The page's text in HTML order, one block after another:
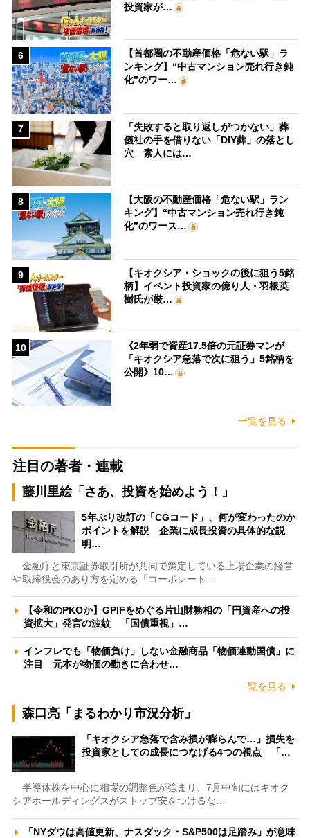
投資家が…
6
【首都圏の不動産価格「危ない駅」ラ
ンキング】“中古マンション売れ行き鈍
化”のワー…
7
「失敗すると取り返しがつかない」葬
儀社の手を借りない「DIY葬」の落とし
穴 素人には…
8
【大阪の不動産価格「危ない駅」ラン
キング】“中古マンション売れ行き鈍
化”のワース…
9
【キオクシア・ショックの後に狙う5銘
柄】イベント投資家の億り人・羽根英
樹氏が厳…
10
《2年弱で資産17.5倍の元証券マンが
「キオクシア急落で次に狙う」5銘柄を
公開》10…
一覧を見る
注目の著者・連載
藤川里絵「さあ、投資を始めよう！」
5年ぶり改訂の「CGコード」、何が変わったのか
ポイントを解説 企業に成長投資の具体的な説
明…
金融庁と東京証券取引所が共同で策定している上場企業の経営
や取締役会のあり方を定める「コーポレート…
【令和のPKOか】GPIFをめぐる片山財務相の「円資産への投
資拡大」発言の波紋 「国債重視」…
インフレでも「物価負け」しない金融商品「物価連動国債」に
注目 元本が物価の動きに合わせ…
一覧を見る
森口亮「まるわかり市況分析」
「キオクシア急落で含み損が膨らんで…」損失を
投資家としての成長につなげる4つの視点 「…
半導体株を中心に相場の調整色が強まり、7月中旬にはキオク
シアホールディングスがストップ安をつけるな…
「NYダウは高値更新、ナスダック・S&P500は足踏み」が意味